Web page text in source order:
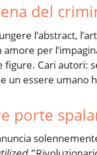
del
l’abstract,
amore per
figure. Cari autori:
un essere umano
porte